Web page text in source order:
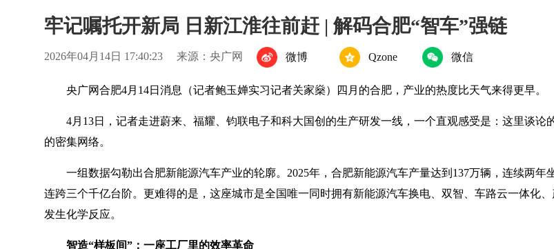
牢记嘱托开新局 日新江淮往前赶 | 解码合肥“智车”强链
2026年04月14日 17:40:23 来源：央广网 微博 Qzone 微信
央广网合肥4月14日消息（记者鲍玉婵实习记者关家燊）四月的合肥，产业的热度比天气来得更早。
4月13日，记者走进蔚来、福耀、钧联电子和科大国创的生产研发一线，一个直观感受是：这里谈
的密集网络。
一组数据勾勒出合肥新能源汽车产业的轮廓。2025年，合肥新能源汽车产量达到137万辆，连续两
连跨三个千亿台阶。更难得的是，这座城市是全国唯一同时拥有新能源汽车换电、双智、车路云一体化
发生化学反应。
智造“样板间”：一座工厂里的效率革命